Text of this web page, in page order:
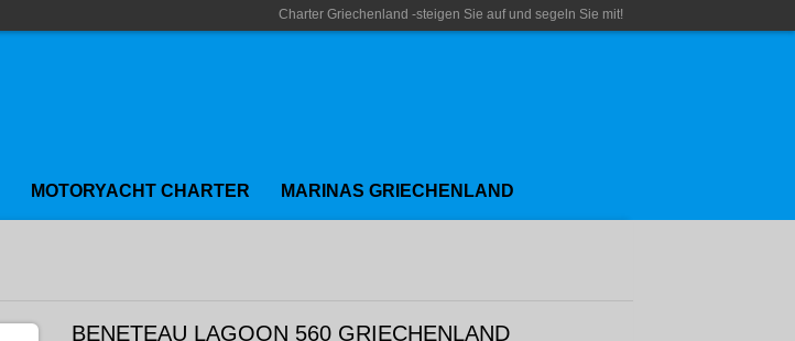
Charter Griechenland -steigen Sie auf und segeln Sie mit!
MOTORYACHT CHARTER MARINAS GRIECHENLAND
BENETEAU LAGOON 560 GRIECHENLAND